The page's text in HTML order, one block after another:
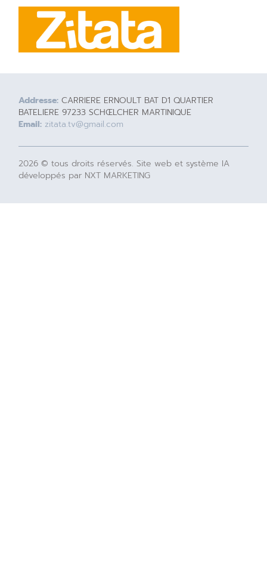
Addresse: CARRIERE ERNOULT BAT D1 QUARTIER
BATELIERE 97233 SCHŒLCHER MARTINIQUE
Email: zitata.tv@gmail.com
2026 © tous droits réservés. Site web et système IA
développés par NXT MARKETING